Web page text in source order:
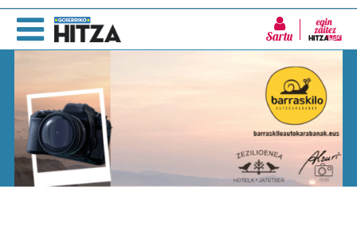
Sartu